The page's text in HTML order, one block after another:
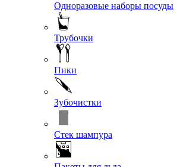
Одноразовые наборы посуды
Трубочки
Пики
Зубочистки
Стек шампура